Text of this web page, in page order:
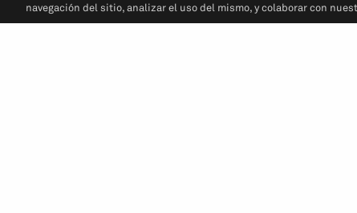
navegación del sitio, analizar el uso del mismo, y colaborar con